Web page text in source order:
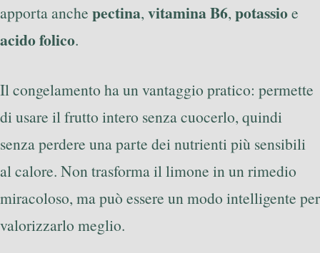
apporta anche pectina, vitamina B6, potassioe
acido folico.
Il congelamento ha un vantaggio pratico: permette
di usare il frutto intero senza cuocerlo, quindi
senza perdere una parte dei nutrienti più sensibili
al calore. Non trasforma il limone in un rimedio
miracoloso, ma può essere un modo intelligente per
valorizzarlo meglio.